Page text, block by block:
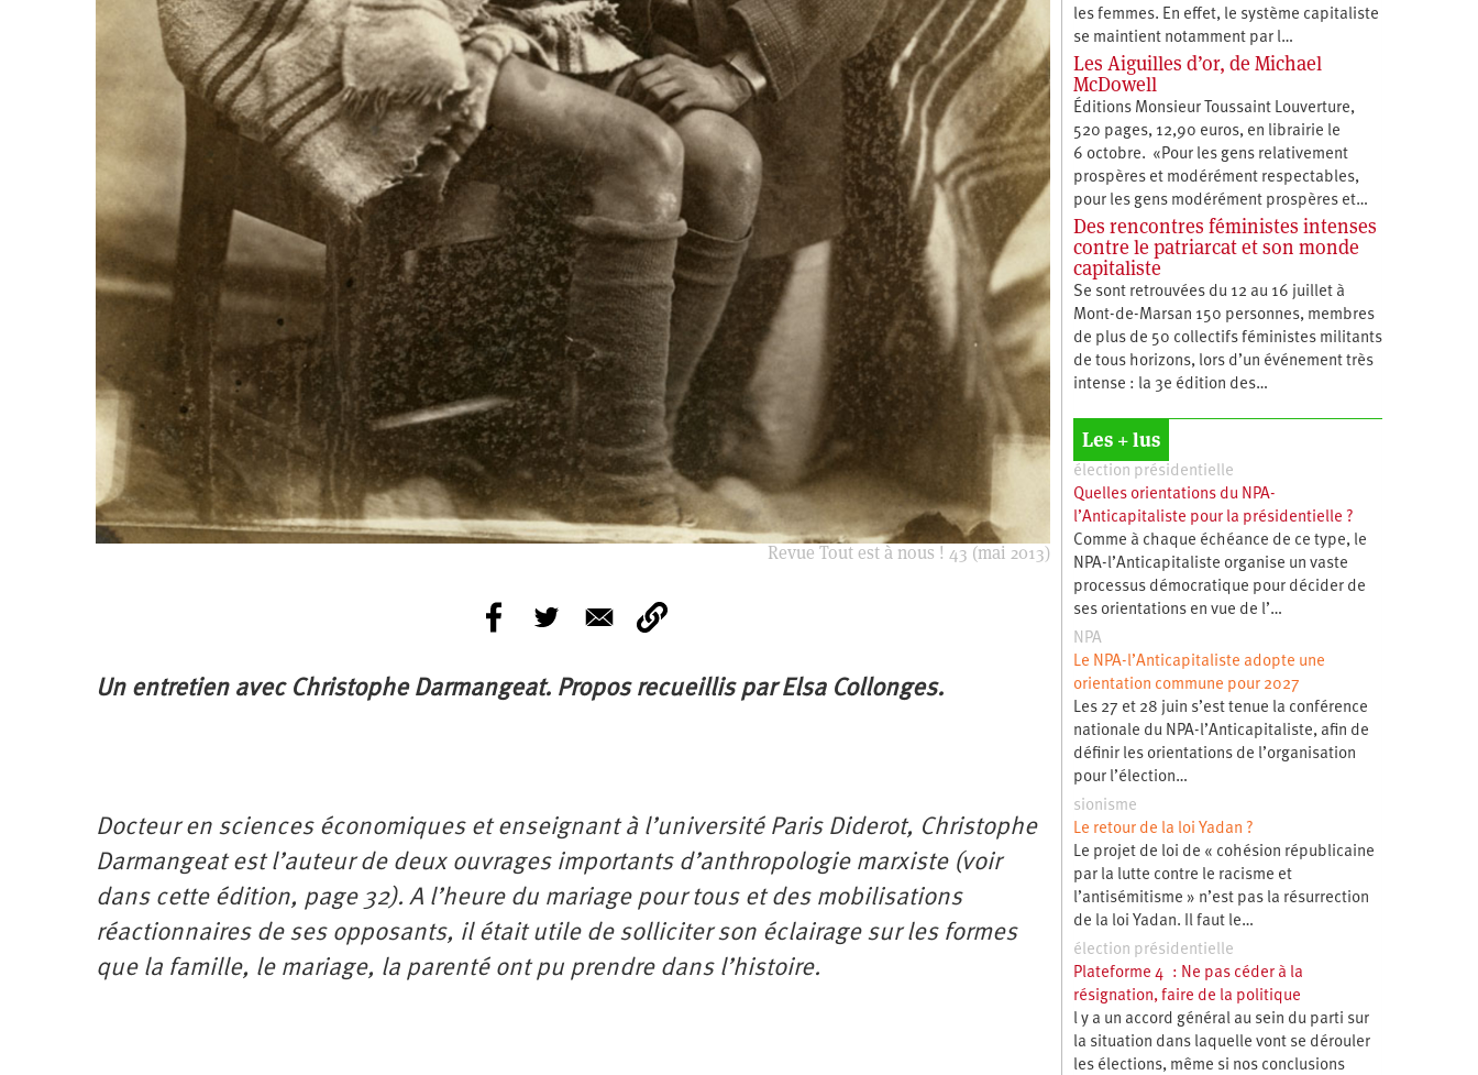
Revue Tout est à nous ! 43 (mai 2013)
Un entretien avec Christophe Darmangeat. Propos recueillis par Elsa Collonges.
Docteur en sciences économiques et enseignant à l’université Paris Diderot, Christophe
Darmangeat est l’auteur de deux ouvrages importants d’anthropologie marxiste (voir
dans cette édition, page 32). A l’heure du mariage pour tous et des mobilisations
réactionnaires de ses opposants, il était utile de solliciter son éclairage sur les formes
que la famille, le mariage, la parenté ont pu prendre dans l’histoire.
les femmes. En effet, le système capitaliste
se maintient notamment par l…
Les Aiguilles d’or, de Michael
McDowell
Éditions Monsieur Toussaint Louverture,
520 pages, 12,90 euros, en librairie le
6 octobre. «Pour les gens relativement
prospères et modérément respectables,
pour les gens modérément prospères et…
Des rencontres féministes intenses
contre le patriarcat et son monde
capitaliste
Se sont retrouvées du 12 au 16 juillet à
Mont-de-Marsan 150 personnes, membres
de plus de 50 collectifs féministes militants
de tous horizons, lors d’un événement très
intense : la 3e édition des…
Les + lus
élection présidentielle
Quelles orientations du NPA-
l’Anticapitaliste pour la présidentielle ?
Comme à chaque échéance de ce type, le
NPA-l’Anticapitaliste organise un vaste
processus démocratique pour décider de
ses orientations en vue de l’…
NPA
Le NPA-l’Anticapitaliste adopte une
orientation commune pour 2027
Les 27 et 28 juin s’est tenue la conférence
nationale du NPA-l’Anticapitaliste, afin de
définir les orientations de l’organisation
pour l’élection…
sionisme
Le retour de la loi Yadan ?
Le projet de loi de « cohésion républicaine
par la lutte contre le racisme et
l’antisémitisme » n’est pas la résurrection
de la loi Yadan. Il faut le…
élection présidentielle
Plateforme 4 : Ne pas céder à la
résignation, faire de la politique
l y a un accord général au sein du parti sur
la situation dans laquelle vont se dérouler
les élections, même si nos conclusions